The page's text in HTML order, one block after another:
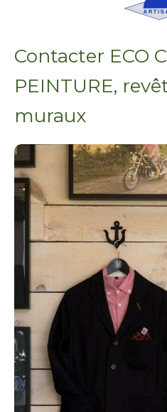
Contacter ECO
PEINTURE,
muraux